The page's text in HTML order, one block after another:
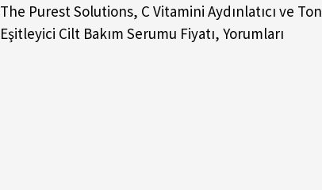
The Purest Solutions, C Vitamini Aydınlatıcı ve Ton
Eşitleyici Cilt Bakım Serumu Fiyatı, Yorumları